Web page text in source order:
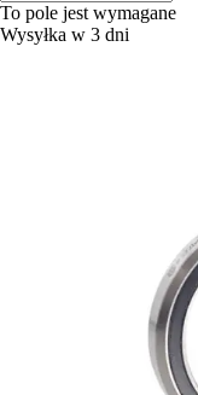
To pole jest wymagane
Wysyłka w 3 dni